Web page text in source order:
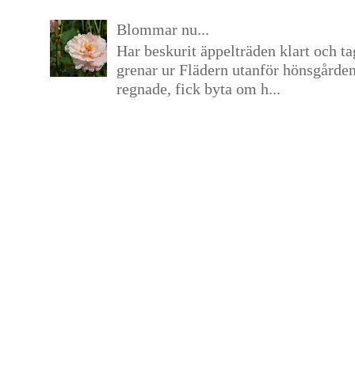
Blommar nu...
Har beskurit äppelträden klart och
grenar ur Flädern utanför
regnade, fick byta om h...